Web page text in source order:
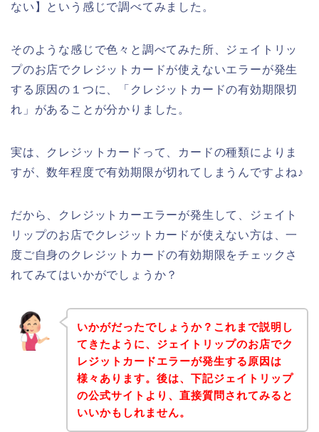
ない】という感じで調べてみました。
そのような感じで色々と調べてみた所、ジェイトリッ
プのお店でクレジットカードが使えないエラーが発生
する原因の１つに、「クレジットカードの有効期限切
れ」があることが分かりました。
実は、クレジットカードって、カードの種類によりま
すが、数年程度で有効期限が切れてしまうんですよね♪
だから、クレジットカーエラーが発生して、ジェイト
リップのお店でクレジットカードが使えない方は、一
度ご自身のクレジットカードの有効期限をチェックさ
れてみてはいかがでしょうか？
いかがだったでしょうか？これまで説明し
てきたように、ジェイトリップのお店でク
レジットカードエラーが発生する原因は
様々あります。後は、下記ジェイトリップ
の公式サイトより、直接質問されてみると
いいかもしれません。